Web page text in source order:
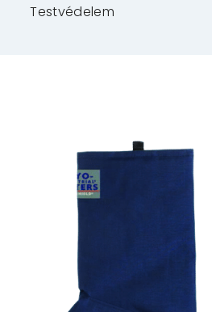
Testvédelem